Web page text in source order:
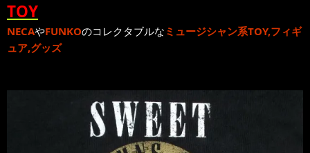
TOY
NECAやFUNKOのコレクタブルな ミュージシャン系TOY,フィギ
ュア,グッズ